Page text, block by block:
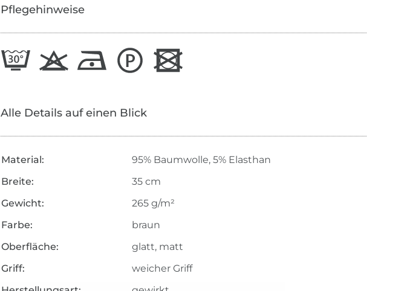
Pflegehinweise
Alle Details auf einen Blick
Material:
95% Baumwolle, 5% Elasthan
Breite:
35 cm
Gewicht:
265 g/m²
Farbe:
braun
Oberfläche:
glatt, matt
Griff:
weicher Griff